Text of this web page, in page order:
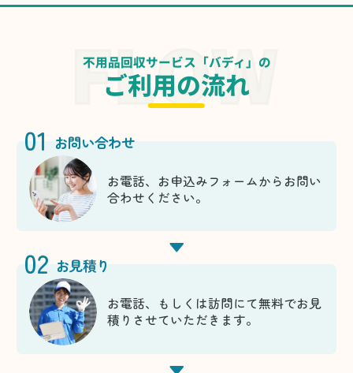
不用品回収サービス「バディ」の
ご利用の流れ
01 お問い合わせ
お電話、お申込みフォームからお問い
合わせください。
02 お見積り
お電話、もしくは訪問にて無料でお見
積りさせていただきます。